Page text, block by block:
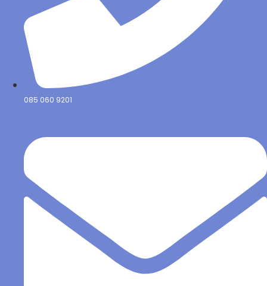
085 060 9201